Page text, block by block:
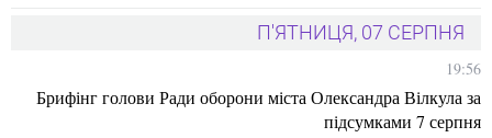
П'ЯТНИЦЯ, 07 СЕРПНЯ
19:56
Брифінг голови Ради оборони міста Олександра Вілкула за
підсумками 7 серпня